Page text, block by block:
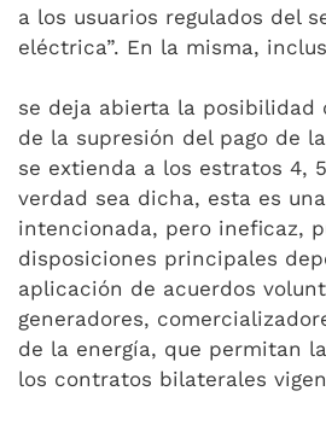
a los usuarios regulados del
eléctrica”. En la misma,
se deja abierta la posibilidad
de la supresión del pago de
se extienda a los estratos 4,
verdad sea dicha, esta es
intencionada, pero ineficaz,
disposiciones principales
aplicación de acuerdos
generadores,
de la energía, que permitan
los contratos bilaterales